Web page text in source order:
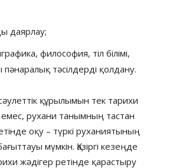
даярлау;
философия, тіл білімі,
тәсілдерді қолдану.
құрылымын тек тарихи
емес, рухани танымның тастан
оқу – түркі руханиятының
мүмкін. Қазіргі кезеңде
жәдігер ретінде қарастыру